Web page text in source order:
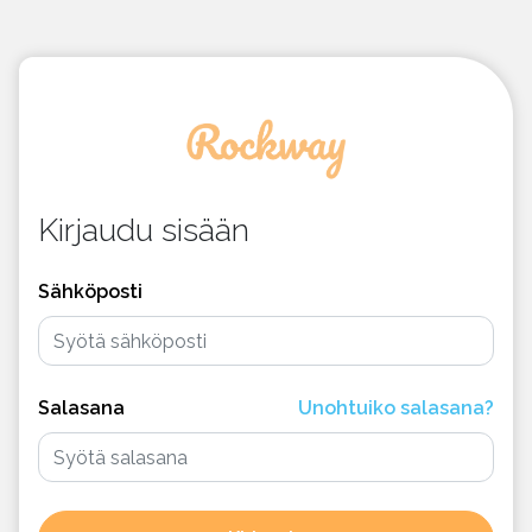
Kirjaudu sisään
Sähköposti
Salasana Unohtuiko salasana?